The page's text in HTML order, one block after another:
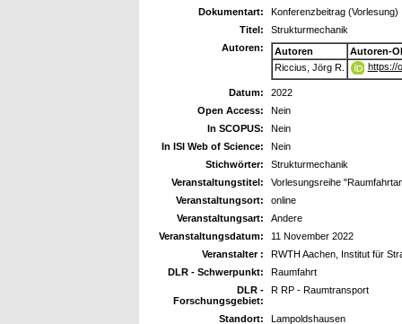
Dokumentart:
Konferenzbeitrag (Vorlesung)
Titel:
Strukturmechanik
Autoren:
Autoren
Autoren-
Riccius, Jörg R.
https://
Datum:
2022
Open Access:
Nein
In SCOPUS:
Nein
In ISI Web of Science:
Nein
Stichwörter:
Strukturmechanik
Veranstaltungstitel:
Vorlesungsreihe
Veranstaltungsort:
online
Veranstaltungsart:
Andere
Veranstaltungsdatum:
11 November 2022
Veranstalter :
RWTH Aachen, Institut für
DLR - Schwerpunkt:
Raumfahrt
DLR -
Forschungsgebiet:
R RP - Raumtransport
Standort:
Lampoldshausen